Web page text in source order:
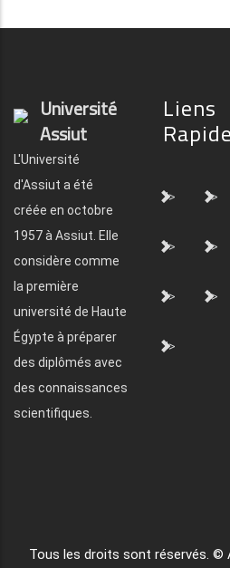
Université
Assiut
L'Université
d'Assiut a été
créée en octobre
1957 à Assiut. Elle
considère comme
la première
université de Haute
Égypte à préparer
des diplômés avec
des connaissances
scientifiques.
Liens
"> ">
"> ">
"> ">
">
Tous les droits sont réservés. ©